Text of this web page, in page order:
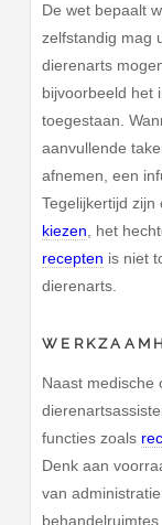
De wet bepaalt
zelfstandig mag
dierenarts
bijvoorbeeld het
toegestaan.
aanvullende
afnemen, een
Tegelijkertijd
kiezen , het
recepten is niet
dierenarts.
Naast medische
functies zoals
Denk aan
van
behandelruimtes.